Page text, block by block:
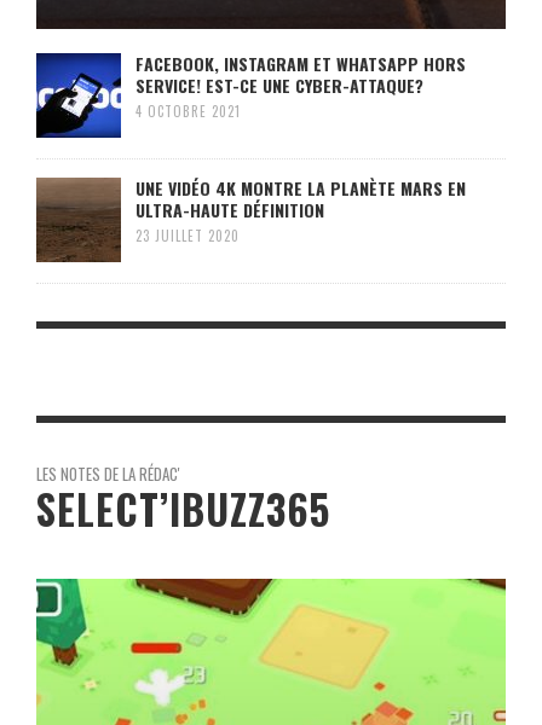
FACEBOOK, INSTAGRAM ET WHATSAPP HORS
SERVICE! EST-CE UNE CYBER-ATTAQUE?
4 OCTOBRE 2021
UNE VIDÉO 4K MONTRE LA PLANÈTE MARS EN
ULTRA-HAUTE DÉFINITION
23 JUILLET 2020
LES NOTES DE LA RÉDAC'
SELECT’IBUZZ365